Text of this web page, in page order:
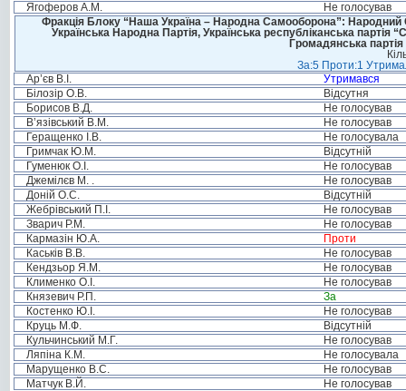
Ягоферов А.М.
Не голосував
Фракція Блоку “Наша Україна – Народна Самооборона”: Народний
Українська Народна Партія, Українська республіканська
Громадянська
За:5 Проти:1
Ар’єв В.І.
Утримався
Білозір О.В.
Відсутня
Борисов В.Д.
Не голосував
В’язівський В.М.
Не голосував
Геращенко І.В.
Не голосувала
Гримчак Ю.М.
Відсутній
Гуменюк О.І.
Не голосував
Джемілєв М. .
Не голосував
Доній О.С.
Відсутній
Жебрівський П.І.
Не голосував
Зварич Р.М.
Не голосував
Кармазін Ю.А.
Проти
Каськів В.В.
Не голосував
Кендзьор Я.М.
Не голосував
Клименко О.І.
Не голосував
Князевич Р.П.
За
Костенко Ю.І.
Не голосував
Круць М.Ф.
Відсутній
Кульчинський М.Г.
Не голосував
Ляпіна К.М.
Не голосувала
Марущенко В.С.
Не голосував
Матчук В.Й.
Не голосував